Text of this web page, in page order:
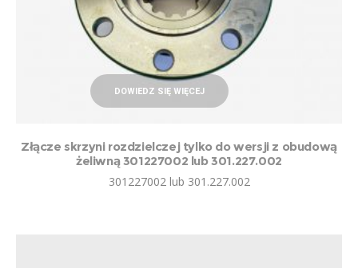
DOWIEDZ SIĘ WIĘCEJ
Złącze skrzyni rozdzielczej tylko do wersji z obudową
żeliwną 301227002 lub 301.227.002
301227002 lub 301.227.002